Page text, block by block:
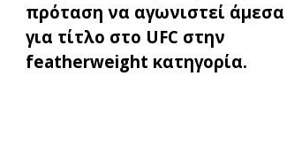
πρόταση να αγωνιστεί άμεσα
για τίτλο στο UFC στην
featherweight κατηγορία.